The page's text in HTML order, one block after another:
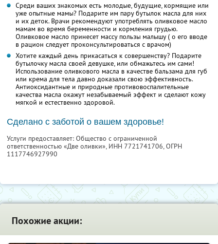
Среди ваших знакомых есть молодые, будущие, кормящие или
уже опытные мамы? Подарите им пару бутылок масла для них
и их деток. Врачи рекомендуют употреблять оливковое масло
мамам во время беременности и кормления грудью.
Оливковое масло принесет массу пользы малышу ( о его вводе
в рацион следует проконсультироваться с врачом)
Хотите каждый день прикасаться к совершенству? Подарите
бутылочку масла своей девушке, или обмажьтесь им сами!
Использование оливкового масла в качестве бальзама для губ
или крема для тела давно доказали свою эффективность.
Антиоксидантные и природные противовоспалительные
качества масла окажут незабываемый эффект и сделают кожу
мягкой и естественно здоровой.
Сделано с заботой о вашем здоровье!
Услуги предоставляет: Общество с ограниченной
ответственностью «Две оливки», ИНН 7721741706, ОГРН
1117746927990
Похожие акции: